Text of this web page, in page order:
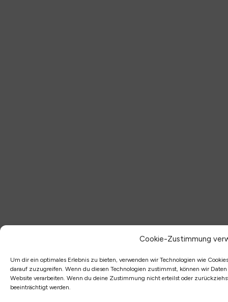
Cookie-Zustimmung
Um dir ein optimales Erlebnis zu bieten, verwenden wir Technologien wie
darauf zuzugreifen. Wenn du diesen Technologien zustimmst, können wir
Website verarbeiten. Wenn du deine Zustimmung nicht erteilst oder
beeinträchtigt werden.